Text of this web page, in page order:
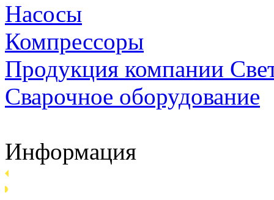
Насосы
Компрессоры
Продукция компании
Сварочное оборудование
Информация